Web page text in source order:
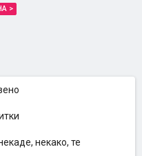
>
некако, те